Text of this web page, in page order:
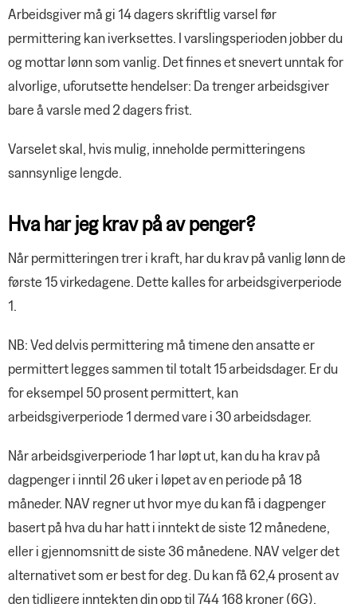
Arbeidsgiver må gi 14 dagers skriftlig varsel før
permittering kan iverksettes. I varslingsperioden jobber du
og mottar lønn som vanlig. Det finnes et snevert unntak for
alvorlige, uforutsette hendelser: Da trenger arbeidsgiver
bare å varsle med 2 dagers frist.
Varselet skal, hvis mulig, inneholde permitteringens
sannsynlige lengde.
Hva har jeg krav på av penger?
Når permitteringen trer i kraft, har du krav på vanlig lønn de
første 15 virkedagene. Dette kalles for arbeidsgiverperiode
1.
NB: Ved delvis permittering må timene den ansatte er
permittert legges sammen til totalt 15 arbeidsdager. Er du
for eksempel 50 prosent permittert, kan
arbeidsgiverperiode 1 dermed vare i 30 arbeidsdager.
Når arbeidsgiverperiode 1 har løpt ut, kan du ha krav på
dagpenger i inntil 26 uker i løpet av en periode på 18
måneder. NAV regner ut hvor mye du kan få i dagpenger
basert på hva du har hatt i inntekt de siste 12 månedene,
eller i gjennomsnitt de siste 36 månedene. NAV velger det
alternativet som er best for deg. Du kan få 62,4 prosent av
den tidligere inntekten din opp til 744 168 kroner (6G).